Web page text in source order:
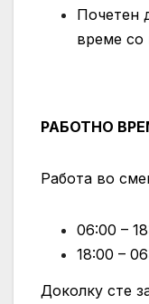
Почетен
време
РАБОТНО
Работа во
06:00 –
18:00 –
Доколку сте